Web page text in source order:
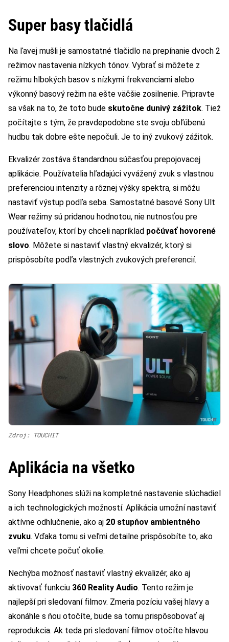
Super basy tlačidlá
Na ľavej mušli je samostatné tlačidlo na prepínanie dvoch 2
režimov nastavenia nízkych tónov. Vybrať si môžete z
režimu hlbokých basov s nízkymi frekvenciami alebo
výkonný basový režim na ešte väčšie zosilnenie. Pripravte
sa však na to, že toto bude skutočne dunivý zážitok. Tiež
počítajte s tým, že pravdepodobne ste svoju obľúbenú
hudbu tak dobre ešte nepočuli. Je to iný zvukový zážitok.
Ekvalizér zostáva štandardnou súčasťou prepojovacej
aplikácie. Používatelia hľadajúci vyvážený zvuk s vlastnou
preferenciou intenzity a rôznej výšky spektra, si môžu
nastaviť výstup podľa seba. Samostatné basové Sony Ult
Wear režimy sú pridanou hodnotou, nie nutnosťou pre
používateľov, ktorí by chceli napríklad počúvať hovorené
slovo. Môžete si nastaviť vlastný ekvalizér, ktorý si
prispôsobíte podľa vlastných zvukových preferencií.
Zdroj: TOUCHIT
Aplikácia na všetko
Sony Headphones slúži na kompletné nastavenie slúchadiel
a ich technologických možností. Aplikácia umožní nastaviť
aktívne odhlučnenie, ako aj 20 stupňov ambientného
zvuku. Vďaka tomu si veľmi detailne prispôsobíte to, ako
veľmi chcete počuť okolie.
Nechýba možnosť nastaviť vlastný ekvalizér, ako aj
aktivovať funkciu 360 Reality Audio. Tento režim je
najlepší pri sledovaní filmov. Zmeria pozíciu vašej hlavy a
akonáhle s ňou otočíte, bude sa tomu prispôsobovať aj
reprodukcia. Ak teda pri sledovaní filmov otočíte hlavou